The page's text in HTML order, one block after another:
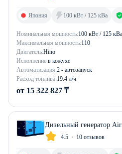
Номинальная мощность:100 кВт / 125 кВа
Максимальная мощность:110
Двигатель:Hino
Исполнение:в кожухе
Автоматизация:2 - автозапуск
Расход топлива:19.4 л/ч
Япония 100 кВт / 125 кВа
от 15 322 827 ₸
Дизельный генератор
4.5 10 отзывов